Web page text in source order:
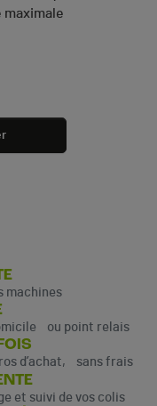
maximale
machines
ou point relais
d’achat, sans frais
et suivi de vos colis